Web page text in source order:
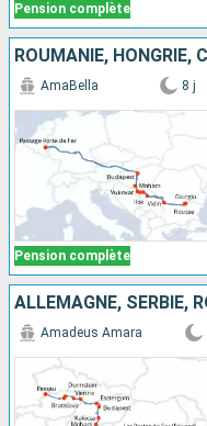
Pension complète
Pension complète
AmaBella 8 j
Amadeus Amara